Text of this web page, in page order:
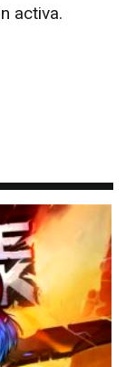
activa.